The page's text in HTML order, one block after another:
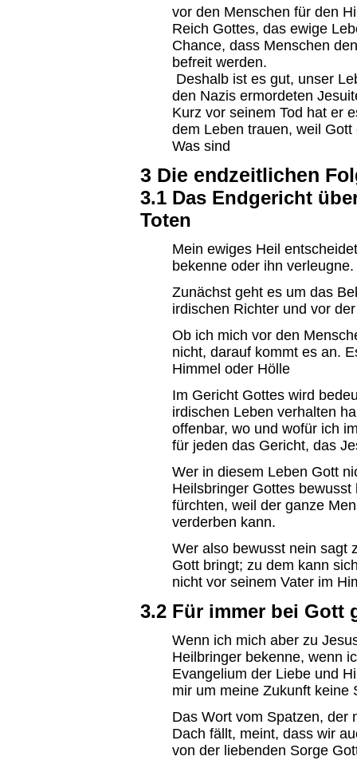
vor den Menschen für den
Reich Gottes, das ewige
Chance, dass Menschen
befreit werden.
Deshalb ist es gut, unser
den Nazis ermordeten
Kurz vor seinem Tod hat er
dem Leben trauen, weil
Was sind
3 Die endzeitlichen
3.1 Das Endgericht
Toten
Mein ewiges Heil
bekenne oder ihn verleugne.
Zunächst geht es um das
irdischen Richter und vor
Ob ich mich vor den
nicht, darauf kommt es an.
Himmel oder Hölle
Im Gericht Gottes wird
irdischen Leben verhalten
offenbar, wo und wofür ich
für jeden das Gericht, das
Wer in diesem Leben Gott
Heilsbringer Gottes
fürchten, weil der ganze
verderben kann.
Wer also bewusst nein sagt
Gott bringt; zu dem kann
nicht vor seinem Vater im
3.2 Für immer bei Gott
Wenn ich mich aber zu
Heilbringer bekenne, wenn
Evangelium der Liebe und
mir um meine Zukunft keine
Das Wort vom Spatzen, der
Dach fällt, meint, dass wir
von der liebenden Sorge